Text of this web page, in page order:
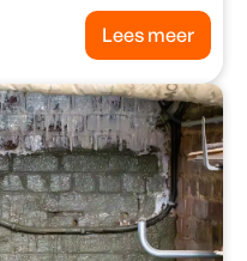
Lees meer